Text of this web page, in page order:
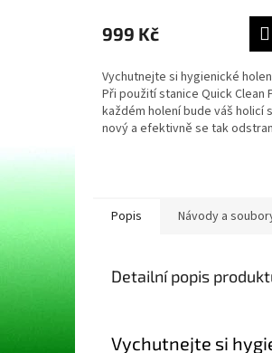
999 Kč
Vychutnejte si hygienické
Při použití stanice Quick Clean
každém holení bude váš holicí
nový a efektivně se tak
Popis Návody a
Detailní popis
Vychutnejte si